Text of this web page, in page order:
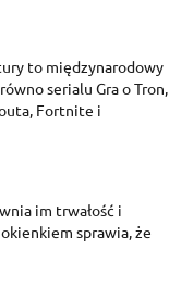
to międzynarodowy
serialu Gra o Tron,
Fortnite i
im trwałość i
sprawia, że